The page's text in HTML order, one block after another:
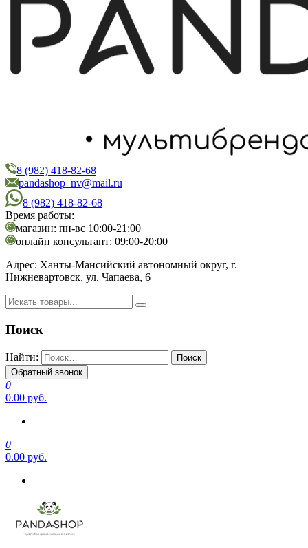
PandaShop
Интернет-магазин косметики
8 (982) 418-82-68
pandashop_nv@mail.ru
8 (982) 418-82-68
Время работы:
магазин: пн-вс 10:00-21:00
онлайн консультант: 09:00-20:00
Адрес: Ханты-Мансийский автономный округ, г.
Нижневартовск, ул. Чапаева, 6
Поиск
Найти:
Обратный звонок
0
0.00 руб.
0
0.00 руб.